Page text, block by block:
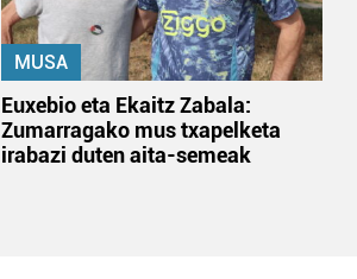
MUSA
Euxebio eta Ekaitz Zabala:
Zumarragako mus txapelketa
irabazi duten aita-semeak